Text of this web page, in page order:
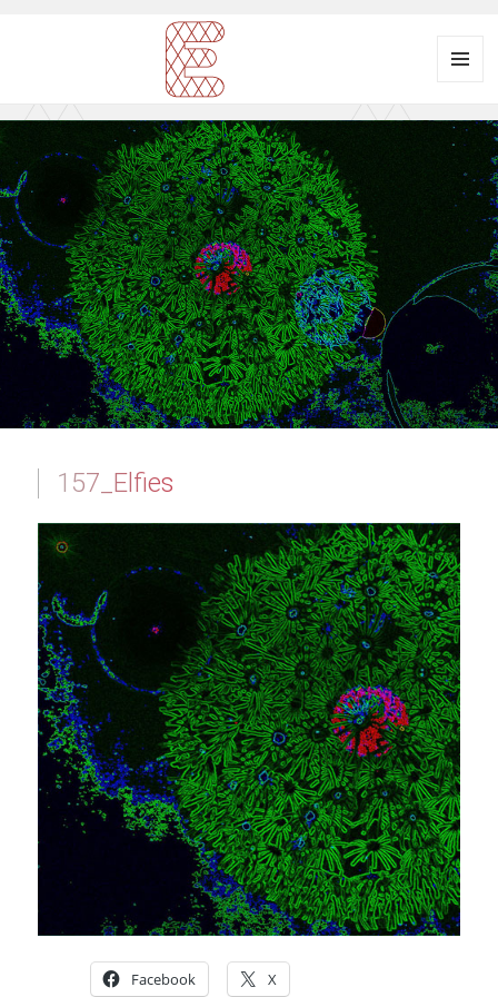
Ausstellungsraum
EULENGASSE
und
Widgets
157_Elfies
Facebook X